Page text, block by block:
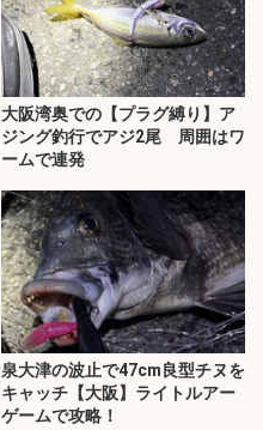
大阪湾奥での【プラグ縛り】ア
ジング釣行でアジ2尾 周囲はワ
ームで連発
泉大津の波止で47cm良型チヌを
キャッチ【大阪】ライトルアー
ゲームで攻略！